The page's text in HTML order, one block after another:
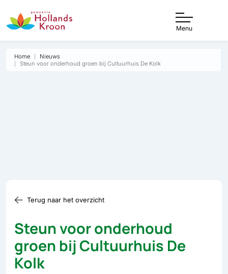
Menu
Home
Nieuws
Steun voor onderhoud groen bij Cultuurhuis De Kolk
Terug naar het overzicht
Steun voor onderhoud
groen bij Cultuurhuis De
Kolk